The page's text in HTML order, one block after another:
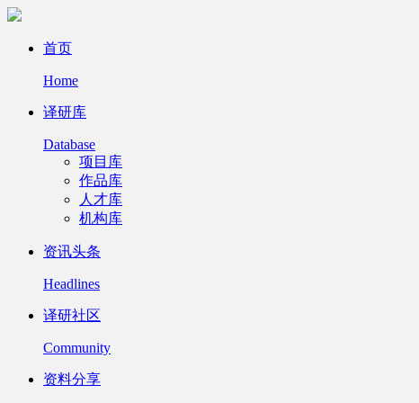
首页
Home
译研库
Database
项目库
作品库
人才库
机构库
资讯头条
Headlines
译研社区
Community
资料分享